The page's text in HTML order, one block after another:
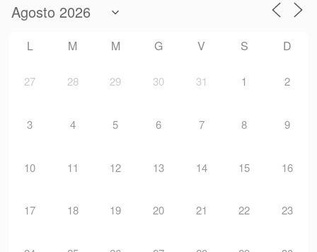
L M M G V S D
27 28 29 30 31 1 2
3 4 5 6 7 8 9
10 11 12 13 14 15 16
17 18 19 20 21 22 23